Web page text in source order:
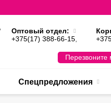
Оптовый отдел:
+375(17) 388-66-15,
Перезвоните
Спецпредложения